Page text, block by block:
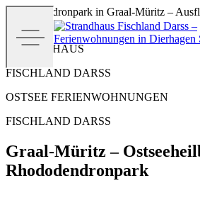
Rhododendronpark in Graal-Müritz –
STRANDHAUS
FISCHLAND DARSS
OSTSEE FERIENWOHNUNGEN
FISCHLAND DARSS
Graal-Müritz –
Rhododendronpark